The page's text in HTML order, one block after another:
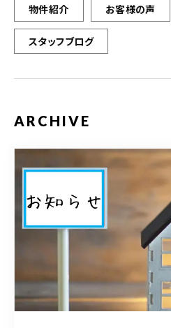
物件紹介 お客様の声
スタッフブログ
ARCHIVE